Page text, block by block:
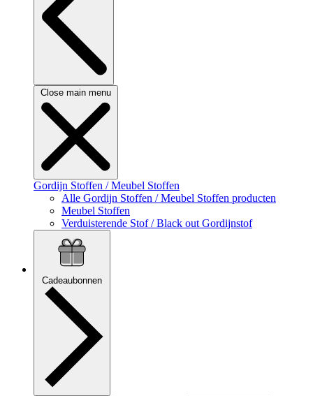
Close main menu
Gordijn Stoffen / Meubel Stoffen
Alle Gordijn Stoffen / Meubel Stoffen producten
Meubel Stoffen
Verduisterende Stof / Black out Gordijnstof
Cadeaubonnen